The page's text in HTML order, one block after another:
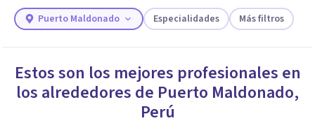
necesidades.
Puerto Maldonado Especialidades Más filtros
Estos son los mejores profesionales en
los alrededores de Puerto Maldonado,
Perú